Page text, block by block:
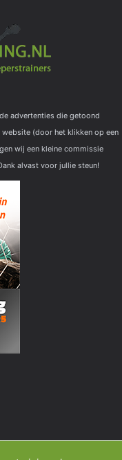
advertenties die getoond
(door het klikken op een
wij een kleine commissie
alvast voor jullie steun!